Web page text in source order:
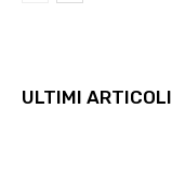
ULTIMI ARTICOLI